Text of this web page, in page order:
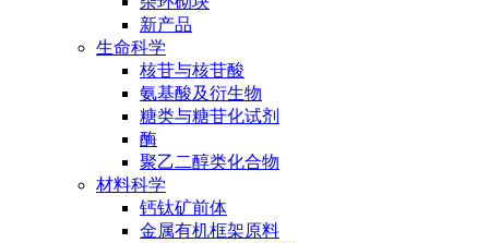
新产品
生命科学
核苷与核苷酸
氨基酸及衍生物
糖类与糖苷化试剂
酶
聚乙二醇类化合物
材料科学
钙钛矿前体
金属有机框架原料